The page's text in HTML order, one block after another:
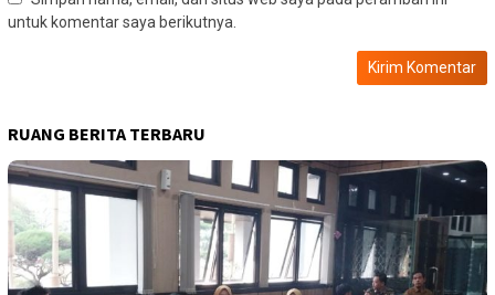
untuk komentar saya berikutnya.
RUANG BERITA TERBARU